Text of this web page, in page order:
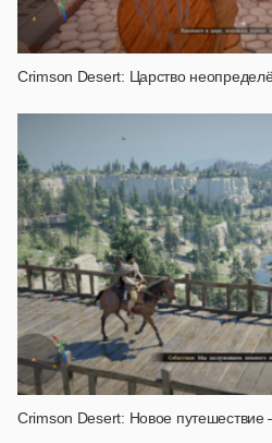
Crimson Desert: Царство
Crimson Desert: Новое